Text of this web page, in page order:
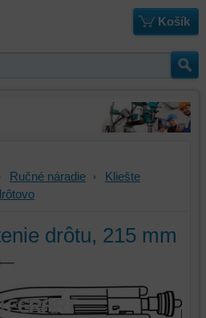
Košík
Ručné náradie
Kliešte
drôtu, 215 mm